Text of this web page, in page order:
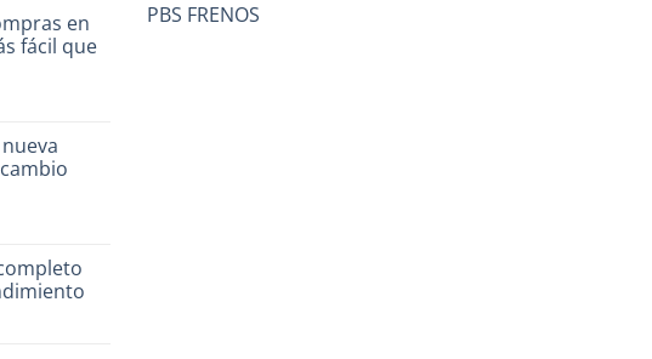
en
fácil que
PBS FRENOS